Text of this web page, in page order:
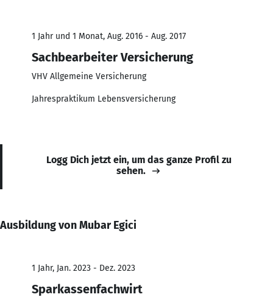
1 Jahr und 1 Monat, Aug. 2016 - Aug. 2017
Sachbearbeiter Versicherung
VHV Allgemeine Versicherung
Jahrespraktikum Lebensversicherung
Logg Dich jetzt ein, um das ganze Profil zu
sehen.
Ausbildung von Mubar Egici
1 Jahr, Jan. 2023 - Dez. 2023
Sparkassenfachwirt